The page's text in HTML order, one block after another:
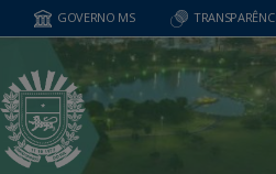
GOVERNO MS